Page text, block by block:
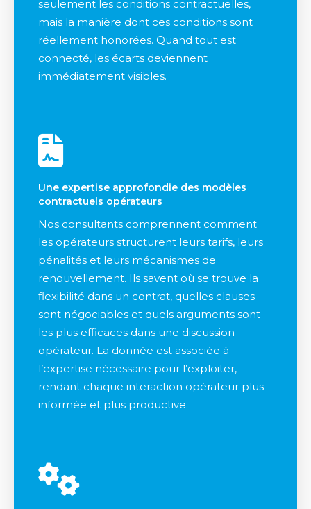
seulement les conditions contractuelles,
mais la manière dont ces conditions sont
réellement honorées. Quand tout est
connecté, les écarts deviennent
immédiatement visibles.
Une expertise approfondie des modèles
contractuels opérateurs
Nos consultants comprennent comment
les opérateurs structurent leurs tarifs, leurs
pénalités et leurs mécanismes de
renouvellement. Ils savent où se trouve la
flexibilité dans un contrat, quelles clauses
sont négociables et quels arguments sont
les plus efficaces dans une discussion
opérateur. La donnée est associée à
l’expertise nécessaire pour l’exploiter,
rendant chaque interaction opérateur plus
informée et plus productive.